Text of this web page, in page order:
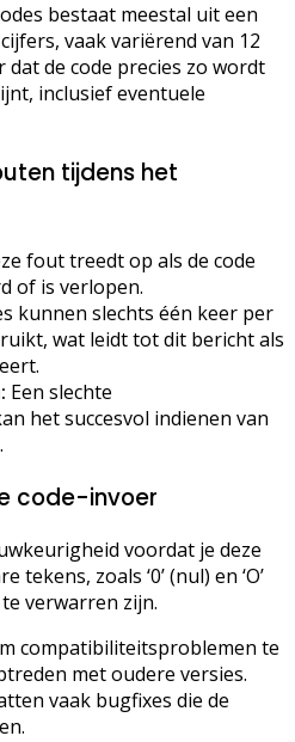
bestaat meestal uit een
vaak variërend van 12
de code precies zo wordt
inclusief eventuele
tijdens het
fout treedt op als de code
of is verlopen.
kunnen slechts één keer per
wat leidt tot dit bericht als
Een slechte
het succesvol indienen van
code-invoer
voordat je deze
zoals ‘0’ (nul) en ‘O’
verwarren zijn.
compatibiliteitsproblemen te
met oudere versies.
vaak bugfixes die de